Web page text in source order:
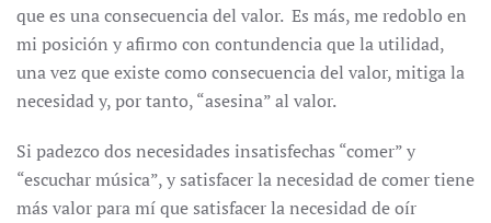
que es una consecuencia del valor. Es más, me redoblo en
mi posición y afirmo con contundencia que la utilidad,
una vez que existe como consecuencia del valor, mitiga la
necesidad y, por tanto, “asesina” al valor.
Si padezco dos necesidades insatisfechas “comer” y
“escuchar música”, y satisfacer la necesidad de comer tiene
más valor para mí que satisfacer la necesidad de oír